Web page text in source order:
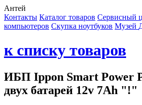
Антей
Контакты Каталог товаров Сервисный
компьютеров Cкупка ноутбуков Музей
к списку товаров
ИБП Ippon Smart Power
двух батарей 12v 7Ah "!"